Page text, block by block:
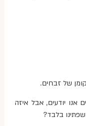
של זבחים.
אנו יודעים, אבל איזה
בלבד?